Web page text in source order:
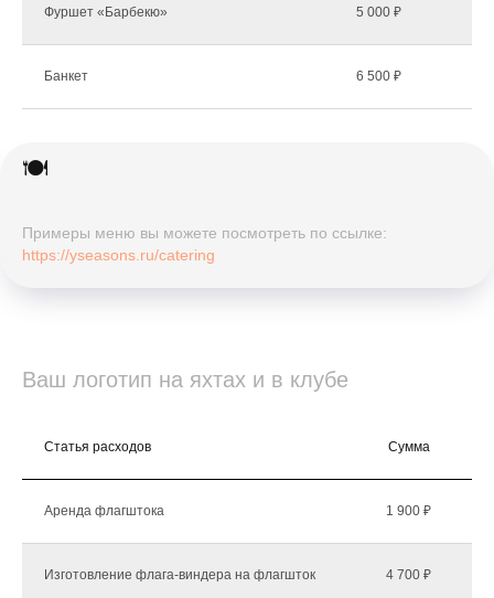
Фуршет «Барбекю» 5 000 ₽
Банкет 6 500 ₽
🍽️
Примеры меню вы можете посмотреть по ссылке:
https://yseasons.ru/catering
Ваш логотип на яхтах и в клубе
Статья расходов Сумма
Аренда флагштока 1 900 ₽
Изготовление флага-виндера на флагшток 4 700 ₽